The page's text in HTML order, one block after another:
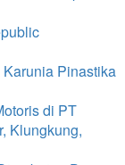
Pinastika
di PT
Klungkung,